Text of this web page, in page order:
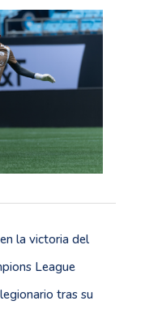
la victoria del
League
tras su